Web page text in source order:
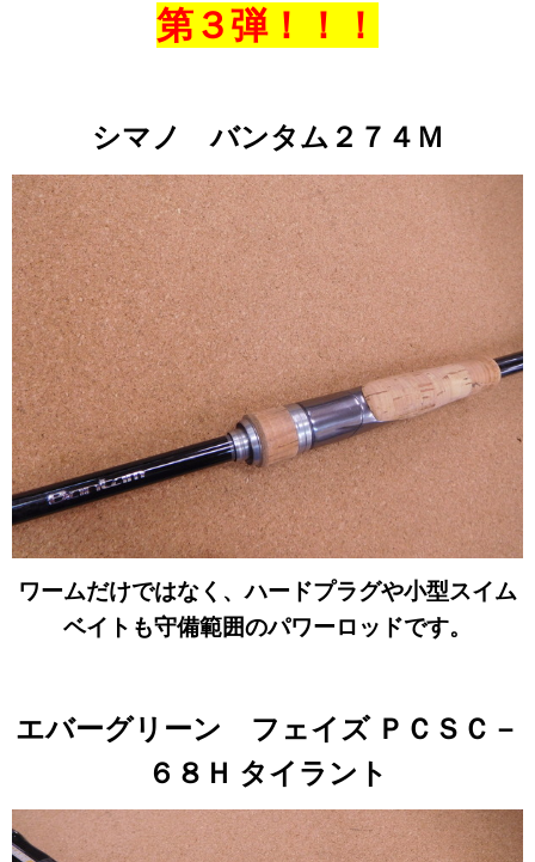
第３弾！！！
シマノ バンタム２７４Ｍ
ワームだけではなく、ハードプラグや小型スイム
ベイトも守備範囲のパワーロッドです。
エバーグリーン フェイズ ＰＣＳＣ－
６８Ｈ タイラント